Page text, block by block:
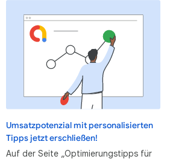
Umsatzpotenzial mit personalisierten
Tipps jetzt erschließen!
Auf der Seite „Optimierungstipps für